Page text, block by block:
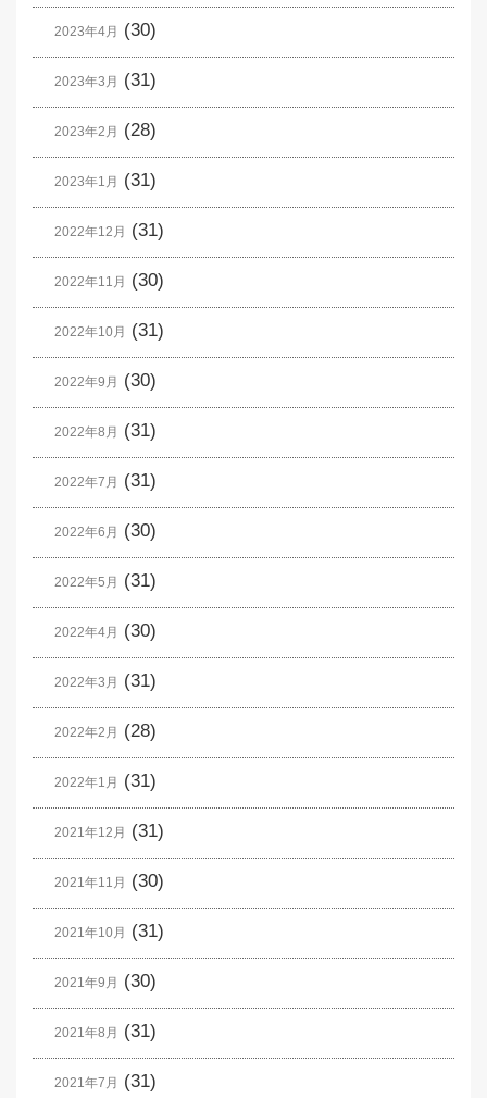
2023年4月 (30)
2023年3月 (31)
2023年2月 (28)
2023年1月 (31)
2022年12月 (31)
2022年11月 (30)
2022年10月 (31)
2022年9月 (30)
2022年8月 (31)
2022年7月 (31)
2022年6月 (30)
2022年5月 (31)
2022年4月 (30)
2022年3月 (31)
2022年2月 (28)
2022年1月 (31)
2021年12月 (31)
2021年11月 (30)
2021年10月 (31)
2021年9月 (30)
2021年8月 (31)
2021年7月 (31)